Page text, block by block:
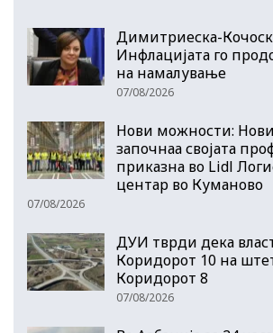
Димитриеска-
Инфлацијата го
на намалување
07/08/2026
Нови можности: Нови
започнаа својата
приказна во Lidl
центар во Куманово
07/08/2026
ДУИ тврди дека
Коридорот 10 на
Коридорот 8
07/08/2026